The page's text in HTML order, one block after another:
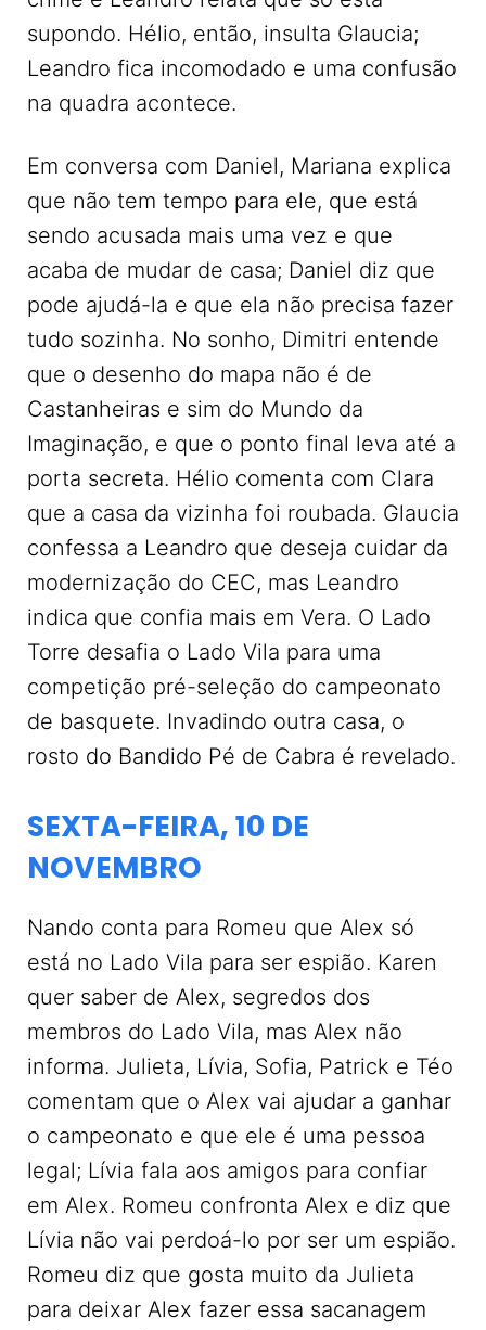
supondo. Hélio, então, insulta Glaucia;
Leandro fica incomodado e uma confusão
na quadra acontece.
Em conversa com Daniel, Mariana explica
que não tem tempo para ele, que está
sendo acusada mais uma vez e que
acaba de mudar de casa; Daniel diz que
pode ajudá-la e que ela não precisa fazer
tudo sozinha. No sonho, Dimitri entende
que o desenho do mapa não é de
Castanheiras e sim do Mundo da
Imaginação, e que o ponto final leva até a
porta secreta. Hélio comenta com Clara
que a casa da vizinha foi roubada. Glaucia
confessa a Leandro que deseja cuidar da
modernização do CEC, mas Leandro
indica que confia mais em Vera. O Lado
Torre desafia o Lado Vila para uma
competição pré-seleção do campeonato
de basquete. Invadindo outra casa, o
rosto do Bandido Pé de Cabra é revelado.
SEXTA-FEIRA, 10 DE
NOVEMBRO
Nando conta para Romeu que Alex só
está no Lado Vila para ser espião. Karen
quer saber de Alex, segredos dos
membros do Lado Vila, mas Alex não
informa. Julieta, Lívia, Sofia, Patrick e Téo
comentam que o Alex vai ajudar a ganhar
o campeonato e que ele é uma pessoa
legal; Lívia fala aos amigos para confiar
em Alex. Romeu confronta Alex e diz que
Lívia não vai perdoá-lo por ser um espião.
Romeu diz que gosta muito da Julieta
para deixar Alex fazer essa sacanagem